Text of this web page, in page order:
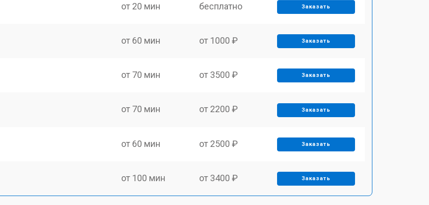
от 20 мин бесплатно Заказать
от 60 мин от 1000 ₽ Заказать
от 70 мин от 3500 ₽ Заказать
от 70 мин от 2200 ₽ Заказать
от 60 мин от 2500 ₽ Заказать
от 100 мин от 3400 ₽ Заказать